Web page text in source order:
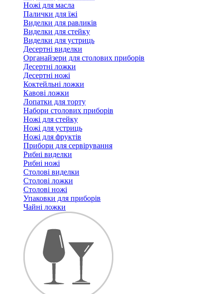
Ножі для масла
Палички для їжі
Виделки для равликів
Виделки для стейку
Виделки для устриць
Десертні виделки
Органайзери для столових приборів
Десертні ложки
Десертні ножі
Коктейльні ложки
Кавові ложки
Лопатки для торту
Набори столових приборів
Ножі для стейку
Ножі для устриць
Ножі для фруктів
Прибори для сервірування
Рибні виделки
Рибні ножі
Столові виделки
Столові ложки
Столові ножі
Упаковки для приборів
Чайні ложки